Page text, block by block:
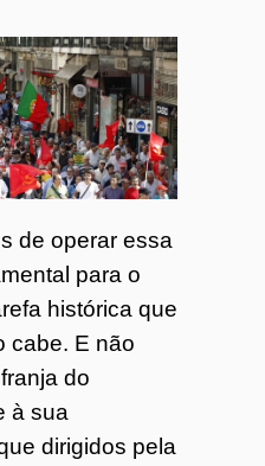
de operar essa
para o
histórica que
cabe. E não
do
à sua
dirigidos pela